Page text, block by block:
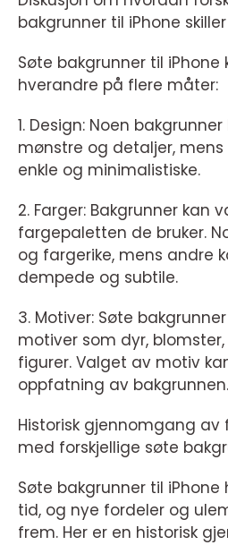
bakgrunner til iPhone
Søte bakgrunner til iPhone
hverandre på flere måter:
1. Design: Noen
mønstre og detaljer,
enkle og minimalistiske.
2. Farger: Bakgrunner kan
fargepaletten de bruker.
og fargerike, mens andre
dempede og subtile.
3. Motiver: Søte
motiver som dyr,
figurer. Valget av motiv
oppfatning av bakgrunnen.
Historisk gjennomgang
med forskjellige søte
Søte bakgrunner til
tid, og nye fordeler og
frem. Her er en historisk